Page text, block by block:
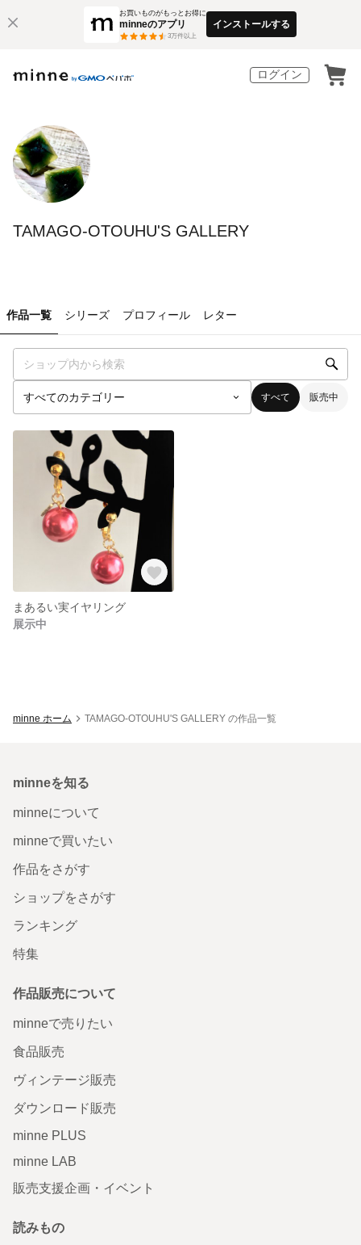
お買いものがもっとお得に
minneのアプリ
3万件以上
インストールする
ログイン
TAMAGO-OTOUHU'S GALLERY
作品一覧 シリーズ プロフィール レター
すべて 販売中
まあるい実イヤリング
展示中
minne ホーム TAMAGO-OTOUHU'S GALLERY の作品一覧
minneを知る
minneについて
minneで買いたい
作品をさがす
ショップをさがす
ランキング
特集
作品販売について
minneで売りたい
食品販売
ヴィンテージ販売
ダウンロード販売
minne PLUS
minne LAB
販売支援企画・イベント
読みもの